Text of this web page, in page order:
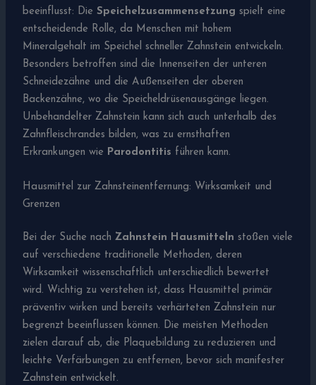
beeinflusst: DieSpeichelzusammensetzung spielt eine
entscheidende Rolle, da Menschen mit hohem
Mineralgehalt im Speichel schneller Zahnstein entwickeln.
Besonders betroffen sind die Innenseiten der unteren
Schneidezähne und die Außenseiten der oberen
Backenzähne, wo die Speicheldrüsenausgänge liegen.
Unbehandelter Zahnstein kann sich auch unterhalb des
Zahnfleischrandes bilden, was zu ernsthaften
Erkrankungen wie Parodontitis führen kann.
Hausmittel zur Zahnsteinentfernung: Wirksamkeit und
Grenzen
Bei der Suche nachZahnstein Hausmitteln stoßen viele
auf verschiedene traditionelle Methoden, deren
Wirksamkeit wissenschaftlich unterschiedlich bewertet
wird. Wichtig zu verstehen ist, dass Hausmittel primär
präventiv wirken und bereits verhärteten Zahnstein nur
begrenzt beeinflussen können. Die meisten Methoden
zielen darauf ab, die Plaquebildung zu reduzieren und
leichte Verfärbungen zu entfernen, bevor sich manifester
Zahnstein entwickelt.